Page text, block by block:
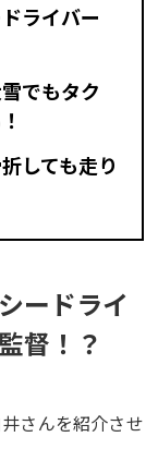
ライバー
でもタク
しても走り
ードライ
督！？
さんを紹介させ